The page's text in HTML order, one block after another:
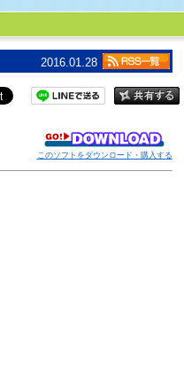
2016.01.28
このソフトをダウンロード・購入する